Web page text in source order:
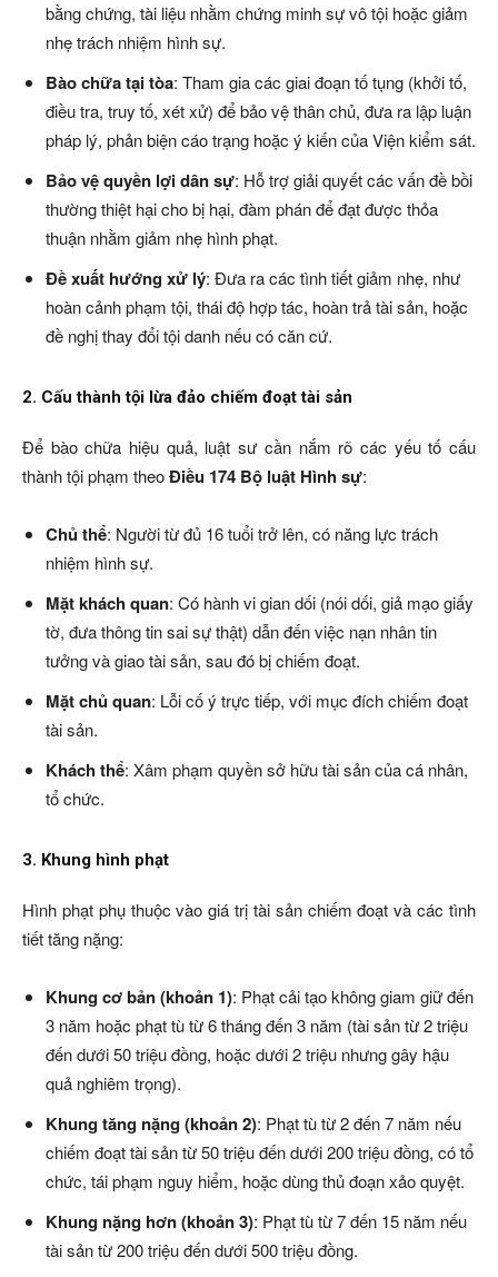
bằng chứng, tài liệu nhằm chứng minh sự vô tội hoặc giảm
nhẹ trách nhiệm hình sự.
Bào chữa tại tòa: Tham gia các giai đoạn tố tụng (khởi tố,
điều tra, truy tố, xét xử) để bảo vệ thân chủ, đưa ra lập luận
pháp lý, phản biện cáo trạng hoặc ý kiến của Viện kiểm sát.
Bảo vệ quyền lợi dân sự: Hỗ trợ giải quyết các vấn đề bồi
thường thiệt hại cho bị hại, đàm phán để đạt được thỏa
thuận nhằm giảm nhẹ hình phạt.
Đề xuất hướng xử lý: Đưa ra các tình tiết giảm nhẹ, như
hoàn cảnh phạm tội, thái độ hợp tác, hoàn trả tài sản, hoặc
đề nghị thay đổi tội danh nếu có căn cứ.
2. Cấu thành tội lừa đảo chiếm đoạt tài sản
Để bào chữa hiệu quả, luật sư cần nắm rõ các yếu tố cấu
thành tội phạm theoĐiều 174 Bộ luật Hình sự:
Chủ thể: Người từ đủ 16 tuổi trở lên, có năng lực trách
nhiệm hình sự.
Mặt khách quan: Có hành vi gian dối (nói dối, giả mạo giấy
tờ, đưa thông tin sai sự thật) dẫn đến việc nạn nhân tin
tưởng và giao tài sản, sau đó bị chiếm đoạt.
Mặt chủ quan: Lỗi cố ý trực tiếp, với mục đích chiếm đoạt
tài sản.
Khách thể: Xâm phạm quyền sở hữu tài sản của cá nhân,
tổ chức.
3. Khung hình phạt
Hình phạt phụ thuộc vào giá trị tài sản chiếm đoạt và các tình
tiết tăng nặng:
Khung cơ bản (khoản 1): Phạt cải tạo không giam giữ đến
3 năm hoặc phạt tù từ 6 tháng đến 3 năm (tài sản từ 2 triệu
đến dưới 50 triệu đồng, hoặc dưới 2 triệu nhưng gây hậu
quả nghiêm trọng).
Khung tăng nặng (khoản 2): Phạt tù từ 2 đến 7 năm nếu
chiếm đoạt tài sản từ 50 triệu đến dưới 200 triệu đồng, có tổ
chức, tái phạm nguy hiểm, hoặc dùng thủ đoạn xảo quyệt.
Khung nặng hơn (khoản 3): Phạt tù từ 7 đến 15 năm nếu
tài sản từ 200 triệu đến dưới 500 triệu đồng.